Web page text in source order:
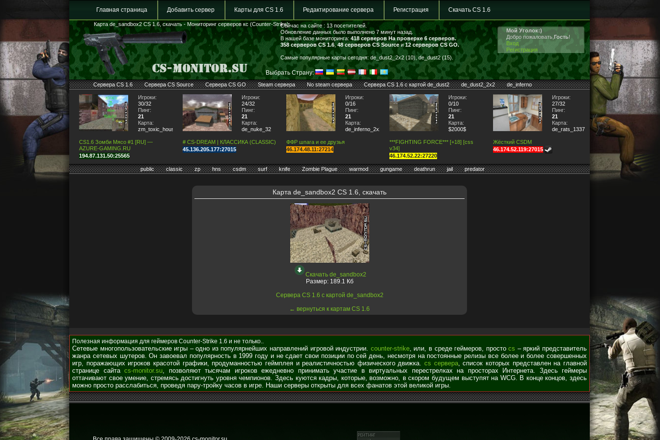
Главная страница Добавить сервер Карты для CS 1.6 Редактирование сервера Регистрация Скачать CS 1.6
Карта de_sandbox2 CS 1.6, скачать - Мониторинг серверов кс (Counter-Strike)
Выбрать Страну:
Сейчас на сайте : 13 посетителей.
Обновление данных было выполнено 7 минут назад.
В нашей базе мониторинга: 418 серверов На проверке 6 серверов.
358 серверов CS 1.6,48 серверов CS Sourceи12 серверов CS GO.
Самые популярные карты сегодня: de_dust2_2x2 (10), de_dust2 (15).
Мой Уголок:)
Добро пожаловать, Гость!
Вход
Регистрация
Сервера CS 1.6 Сервера CS Source Сервера CS GO Steam сервера No steam сервера Сервера CS 1.6 с картой de_dust2 de_dust2_2x2 de_inferno
Игроки:
30/32
Пинг:
21
Карта:
zm_toxic_house2
CS1.6 Зомби Мясо #1 [RU] —
AZURE-GAMING.RU
194.87.131.50:25565
Игроки:
24/32
Пинг:
21
Карта:
de_nuke_32
# CS-DREAM | КЛАССИКА (CLASSIC)
45.136.205.177:27015
Игроки:
0/16
Пинг:
21
Карта:
de_inferno_2x2
ФФР шпага и ее друзья
46.174.48.11:27214
Игроки:
0/10
Пинг:
21
Карта:
$2000$
***FIGHTING FORCE*** [+18] [css
v34]
46.174.52.22:27220
Игроки:
27/32
Пинг:
21
Карта:
de_rats_1337
Жёсткий CSDM
46.174.52.119:27015
public classic zp hns csdm surf knife Zombie Plague warmod gungame deathrun jail predator
Карта de_sandbox2 CS 1.6, скачать
Скачать de_sandbox2
Размер: 189.1 Кб
Сервера CS 1.6 с картой de_sandbox2
← вернуться к картам CS 1.6
Полезная информация для геймеров Counter-Strike 1.6 и не только..
Сетевые многопользовательские игры – одно из популярнейших направлений игровой индустрии. counter-strike, или, в среде геймеров, простоcs – яркий представитель
жанра сетевых шутеров. Он завоевал популярность в 1999 году и не сдает свои позиции по сей день, несмотря на постоянные релизы все более и более совершенных
игр, поражающих игроков красотой графики, продуманностью геймплея и реалистичностью физического движка.cs сервера, список которых представлен на главной
странице сайта cs-monitor.su, позволяют тысячам игроков ежедневно принимать участие в виртуальных перестрелках на просторах Интернета. Здесь геймеры
оттачивают свое умение, стремясь достигнуть уровня чемпионов. Здесь куются кадры, которые, возможно, в скором будущем выступят на WCG. В конце концов, здесь
можно просто расслабиться, проведя пару-тройку часов в игре. Наши серверы открыты для всех фанатов этой великой игры.